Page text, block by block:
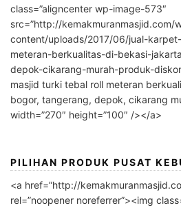
class=”aligncenter wp-image-573″
src=”http://kemakmuranmasjid.com/
content/uploads/2017/06/jual-
meteran-berkualitas-di-bekasi-
depok-cikarang-murah-produk-
masjid turki tebal roll meteran
bogor, tangerang, depok, cikarang
width=”270″ height=”100″ /></a>
PILIHAN PRODUK PUSAT
<a href=”http://
rel=”noopener noreferrer”><img